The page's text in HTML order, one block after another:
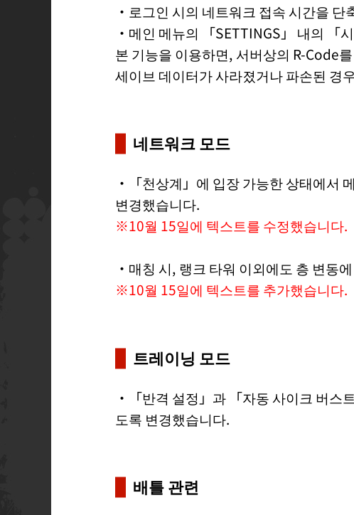
・로그인 시의 네트워크 접속 시간을 단
・메인 메뉴의 「SETTINGS」 내의
본 기능을 이용하면, 서버상의 R-Code
세이브 데이터가 사라졌거나 파손된 경
네트워크 모드
・「천상계」에 입장 가능한 상태에서
변경했습니다.
※10월 15일에 텍스트를 수정했습니다.
・매칭 시, 랭크 타워 이외에도 층 변동
※10월 15일에 텍스트를 추가했습니다.
트레이닝 모드
・「반격 설정」과 「자동 사이크 버
도록 변경했습니다.
배틀 관련